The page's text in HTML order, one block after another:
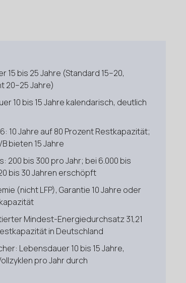
bis 25 Jahre (Standard 15–20,
20–25 Jahre)
10 bis 15 Jahre kalendarisch, deutlich
10 Jahre auf 80 Prozent Restkapazität;
bieten 15 Jahre
200 bis 300 pro Jahr; bei 6.000 bis
bis 30 Jahren erschöpft
(nicht LFP), Garantie 10 Jahre oder
Mindest-Energiedurchsatz 31,21
in Deutschland
Lebensdauer 10 bis 15 Jahre,
pro Jahr durch